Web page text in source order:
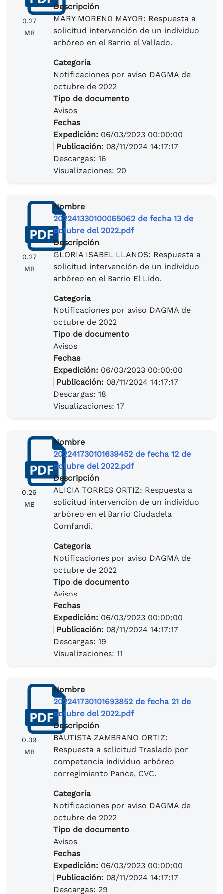
0.27
MB
Descripción
MARY MORENO MAYOR: Respuesta a
solicitud intervención de un individuo
arbóreo en el Barrio el Vallado.
Categoria
Notificaciones por aviso DAGMA de
octubre de 2022
Tipo de documento
Avisos
Fechas
Expedición: 06/03/2023 00:00:00
Publicación: 08/11/2024 14:17:17
Descargas: 16
Visualizaciones: 20
0.27
MB
Nombre
202241330100065062 de fecha 13 de
octubre del 2022.pdf
Descripción
GLORIA ISABEL LLANOS: Respuesta a
solicitud intervención de un individuo
arbóreo en el Barrio El Lido.
Categoria
Notificaciones por aviso DAGMA de
octubre de 2022
Tipo de documento
Avisos
Fechas
Expedición: 06/03/2023 00:00:00
Publicación: 08/11/2024 14:17:17
Descargas: 18
Visualizaciones: 17
0.26
MB
Nombre
202241730101639452 de fecha 12 de
octubre del 2022.pdf
Descripción
ALICIA TORRES ORTIZ: Respuesta a
solicitud intervención de un individuo
arbóreo en el Barrio Ciudadela
Comfandi.
Categoria
Notificaciones por aviso DAGMA de
octubre de 2022
Tipo de documento
Avisos
Fechas
Expedición: 06/03/2023 00:00:00
Publicación: 08/11/2024 14:17:17
Descargas: 19
Visualizaciones: 11
0.39
MB
Nombre
202241730101693852 de fecha 21 de
octubre del 2022.pdf
Descripción
BAUTISTA ZAMBRANO ORTIZ:
Respuesta a solicitud Traslado por
competencia individuo arbóreo
corregimiento Pance, CVC.
Categoria
Notificaciones por aviso DAGMA de
octubre de 2022
Tipo de documento
Avisos
Fechas
Expedición: 06/03/2023 00:00:00
Publicación: 08/11/2024 14:17:17
Descargas: 29